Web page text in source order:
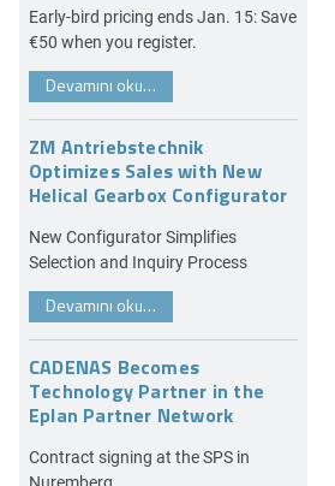
Early-bird pricing ends Jan. 15: Save
€50 when you register.
Devamını oku…
ZM Antriebstechnik
Optimizes Sales with New
Helical Gearbox Configurator
New Configurator Simplifies
Selection and Inquiry Process
Devamını oku…
CADENAS Becomes
Technology Partner in the
Eplan Partner Network
Contract signing at the SPS in